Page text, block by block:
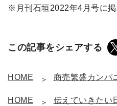
※月刊石垣2022年4月号に掲
この記事をシェアする
HOME 商売繁盛カンパ
HOME 伝えていきたい